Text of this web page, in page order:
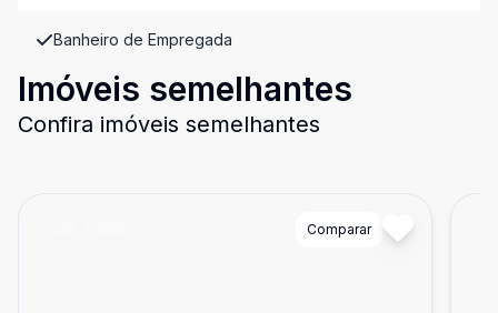
Banheiro de Empregada
Imóveis semelhantes
Confira imóveis semelhantes
Comparar